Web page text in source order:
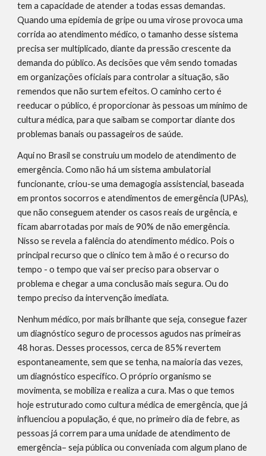
tem a capacidade de atender a todas essas demandas.
Quando uma epidemia de gripe ou uma virose provoca uma
corrida ao atendimento médico, o tamanho desse sistema
precisa ser multiplicado, diante da pressão crescente da
demanda do público. As decisões que vêm sendo tomadas
em organizações oficiais para controlar a situação, são
remendos que não surtem efeitos. O caminho certo é
reeducar o público, é proporcionar às pessoas um mínimo de
cultura médica, para que saibam se comportar diante dos
problemas banais ou passageiros de saúde.
Aqui no Brasil se construiu um modelo de atendimento de
emergência. Como não há um sistema ambulatorial
funcionante, criou-se uma demagogia assistencial, baseada
em prontos socorros e atendimentos de emergência (UPAs),
que não conseguem atender os casos reais de urgência, e
ficam abarrotadas por mais de 90% de não emergência.
Nisso se revela a falência do atendimento médico. Pois o
principal recurso que o clinico tem à mão é o recurso do
tempo - o tempo que vai ser preciso para observar o
problema e chegar a uma conclusão mais segura. Ou do
tempo preciso da intervenção imediata.
Nenhum médico, por mais brilhante que seja, consegue fazer
um diagnóstico seguro de processos agudos nas primeiras
48 horas. Desses processos, cerca de 85% revertem
espontaneamente, sem que se tenha, na maioria das vezes,
um diagnóstico específico. O próprio organismo se
movimenta, se mobiliza e realiza a cura. Mas o que temos
hoje estruturado como cultura médica de emergência, que já
influenciou a população, é que, no primeiro dia de febre, as
pessoas já correm para uma unidade de atendimento de
emergência– seja pública ou conveniada com algum plano de